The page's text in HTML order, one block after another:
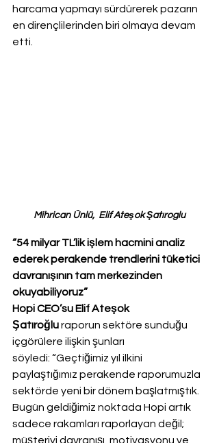
harcama yapmayı sürdürerek pazarın
en dirençlilerinden biri olmaya devam
etti.
Mihrican Ünlü,  Elif Ateşok Şatıroglu
“54 milyar TL’lik işlem hacmini analiz
ederek perakende trendlerini tüketici
davranışının tam merkezinden
okuyabiliyoruz”
Hopi CEO’su Elif Ateşok
Şatıroğlu raporun sektöre sunduğu
içgörülere ilişkin şunları
söyledi: “Geçtiğimiz yıl ilkini
paylaştığımız perakende raporumuzla
sektörde yeni bir dönem başlatmıştık.
Bugün geldiğimiz noktada Hopi artık
sadece rakamları raporlayan değil;
müşteriyi davranışı, motivasyonu ve